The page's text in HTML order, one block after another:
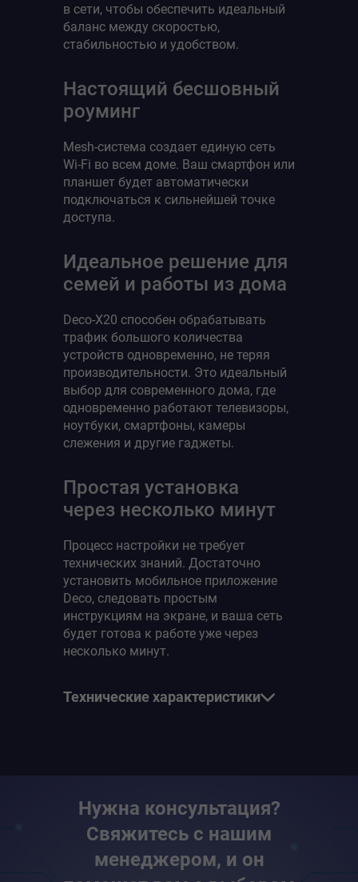
в сети, чтобы обеспечить идеальный
баланс между скоростью,
стабильностью и удобством.
Настоящий бесшовный
роуминг
Mesh-система создает единую сеть
Wi-Fi во всем доме. Ваш смартфон или
планшет будет автоматически
подключаться к сильнейшей точке
доступа.
Идеальное решение для
семей и работы из дома
Deco-X20 способен обрабатывать
трафик большого количества
устройств одновременно, не теряя
производительности. Это идеальный
выбор для современного дома, где
одновременно работают телевизоры,
ноутбуки, смартфоны, камеры
слежения и другие гаджеты.
Простая установка
через несколько минут
Процесс настройки не требует
технических знаний. Достаточно
установить мобильное приложение
Deco, следовать простым
инструкциям на экране, и ваша сеть
будет готова к работе уже через
несколько минут.
Технические характеристики
IEEE 802.11ax/n/b/g 2,4 ГГц
Скорость Wi-Fi
AX1800
Нужна консультация?
Свяжитесь с нашим
менеджером, и он